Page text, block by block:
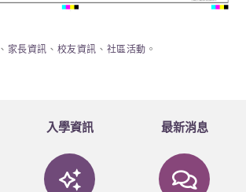
、 家長資訊 、 校友資訊 、 社區活動 。
入學資訊 最新消息